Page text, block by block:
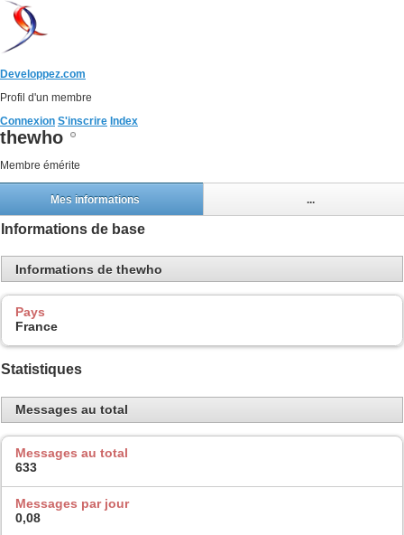
Developpez.com
Profil d'un membre
Connexion S'inscrire Index
thewho
Membre émérite
Mes informations ...
Informations de base
Informations de thewho
Pays
France
Statistiques
Messages au total
Messages au total
633
Messages par jour
0,08